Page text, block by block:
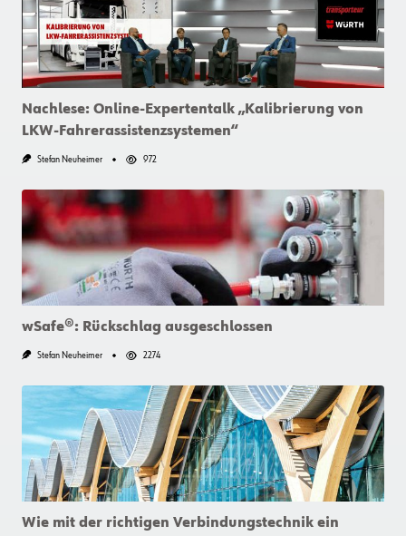
Nachlese: Online-Expertentalk „Kalibrierung von
LKW-Fahrerassistenzsystemen“
Stefan Neuheimer 972
wSafe®: Rückschlag ausgeschlossen
Stefan Neuheimer 2274
Wie mit der richtigen Verbindungstechnik ein